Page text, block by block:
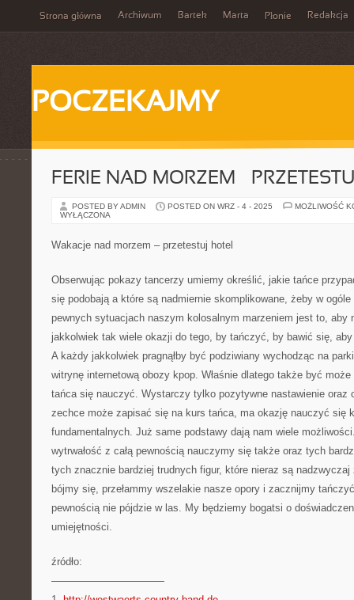
Strona główna Archiwum Bartek Marta Płonie Redakcja
POCZEKAJMY
FERIE NAD MORZEM –
POSTED BY ADMIN POSTED ON WRZ - 4 - 2025
MOŻLIWOŚĆ
WYŁĄCZONA
Wakacje nad morzem – przetestuj hotel
Obserwując pokazy tancerzy umiemy określić, jakie tańce
się podobają a które są nadmiernie skomplikowane, żeby w
pewnych sytuacjach naszym kolosalnym marzeniem jest to,
jakkolwiek tak wiele okazji do tego, by tańczyć, by bawić się,
A każdy jakkolwiek pragnąłby być podziwiany wychodząc na
witrynę internetową obozy kpop. Właśnie dlatego także być
tańca się nauczyć. Wystarczy tylko pozytywne nastawienie oraz
zechce może zapisać się na kurs tańca, ma okazję nauczyć się
fundamentalnych. Już same podstawy dają nam wiele
wytrwałość z całą pewnością nauczymy się także oraz tych
tych znacznie bardziej trudnych figur, które nieraz są nadzwyczaj
bójmy się, przełammy wszelakie nasze opory i zacznijmy
pewnością nie pójdzie w las. My będziemy bogatsi o
umiejętności.
źródło:
———————————